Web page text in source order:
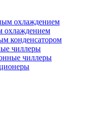
охлаждением
охлаждением
конденсатором
чиллеры
чиллеры